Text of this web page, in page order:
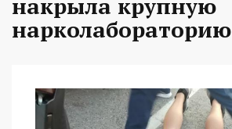
накрыла крупную
нарколабораторию